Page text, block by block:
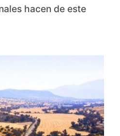
hacen de este